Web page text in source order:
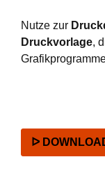
Nutze zur
Druckvorlage,
ᐅ